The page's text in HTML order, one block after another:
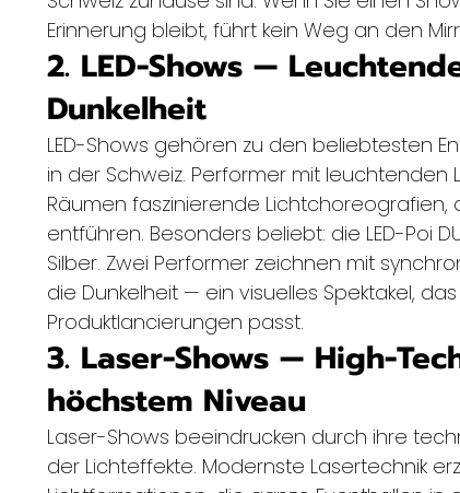
Erinnerung bleibt, führt kein Weg an den
2. LED-Shows —
Dunkelheit
LED-Shows gehören zu den beliebtesten
in der Schweiz. Performer mit leuchtenden
Räumen faszinierende Lichtchoreografien,
entführen. Besonders beliebt: die LED-Poi
Silber. Zwei Performer zeichnen mit
die Dunkelheit — ein visuelles Spektakel,
Produktlancierungen passt.
3. Laser-Shows — High-
höchstem Niveau
Laser-Shows beeindrucken durch ihre
der Lichteffekte. Modernste Lasertechnik